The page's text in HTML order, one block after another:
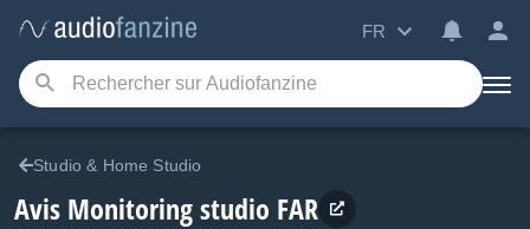
FR
Studio & Home Studio
Avis Monitoring studio FAR